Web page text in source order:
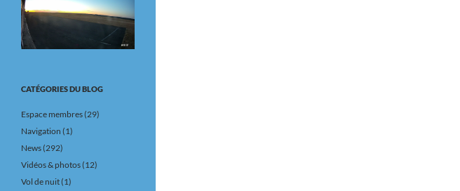
CATÉGORIES DU BLOG
Espace membres(29)
Navigation (1)
News(292)
Vidéos & photos(12)
Vol de nuit(1)